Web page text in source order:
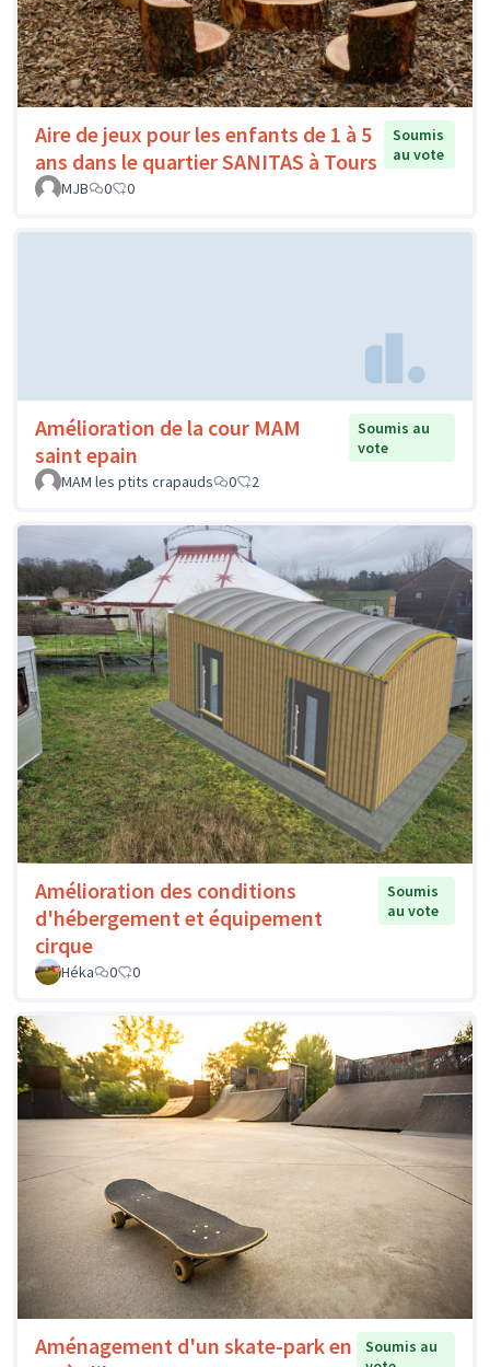
Aire de jeux pour les enfants de 1 à 5
ans dans le quartier SANITAS à Tours
Soumis
au vote
MJB
0 0
Amélioration de la cour MAM
saint epain
Soumis au
vote
MAM les ptits crapauds
0 2
Amélioration des conditions
d'hébergement et équipement
cirque
Soumis
au vote
Héka 0 0
Aménagement d'un skate-park en
Soumis au